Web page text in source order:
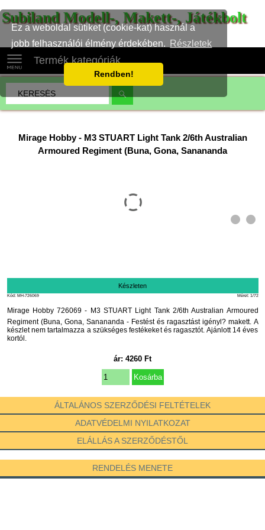
Ez a weboldal sütiket (cookie-kat) használ a
jobb felhasználói élmény érdekében.
Részletek
Rendben!
Subiland Modell-, Makett-, Játékbolt
Termék kategóriák
Mirage Hobby- M3 STUART Light Tank 2/6th Australian
Armoured Regiment (Buna, Gona, Sanananda
Készleten
Méret: 1/72
Kód: MH-726069
Mirage Hobby 726069 - M3 STUART Light Tank 2/6th Australian Armoured
Regiment (Buna, Gona, Sanananda - Festést és ragasztást igényl? makett. A
készlet nem tartalmazza a szükséges festékeket és ragasztót. Ajánlott 14 éves
kortól.
ár: 4260 Ft
ÁLTALÁNOS SZERZŐDÉSI FELTÉTELEK
ADATVÉDELMI NYILATKOZAT
ELÁLLÁS A SZERZŐDÉSTŐL
RENDELÉS MENETE